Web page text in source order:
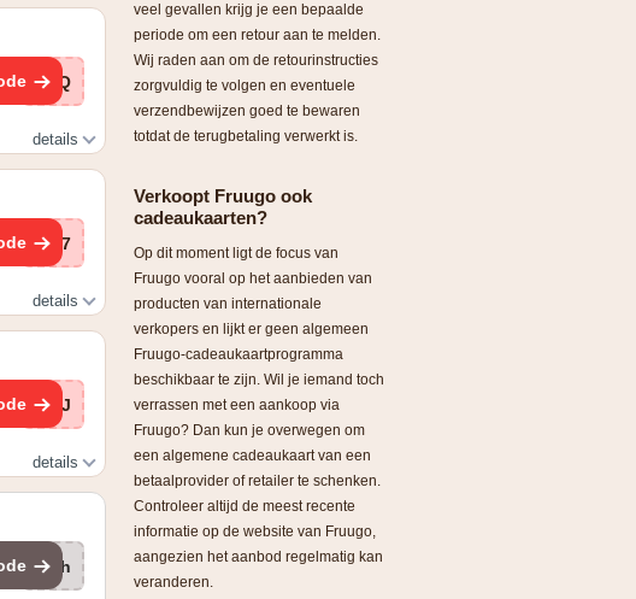
gSQ
details
vw7
details
WaJ
details
DOh
veel gevallen krijg je een bepaalde
periode om een retour aan te melden.
Wij raden aan om de retourinstructies
zorgvuldig te volgen en eventuele
verzendbewijzen goed te bewaren
totdat de terugbetaling verwerkt is.
Verkoopt Fruugo ook
cadeaukaarten?
Op dit moment ligt de focus van
Fruugo vooral op het aanbieden van
producten van internationale
verkopers en lijkt er geen algemeen
Fruugo-cadeaukaartprogramma
beschikbaar te zijn. Wil je iemand toch
verrassen met een aankoop via
Fruugo? Dan kun je overwegen om
een algemene cadeaukaart van een
betaalprovider of retailer te schenken.
Controleer altijd de meest recente
informatie op de website van Fruugo,
aangezien het aanbod regelmatig kan
veranderen.